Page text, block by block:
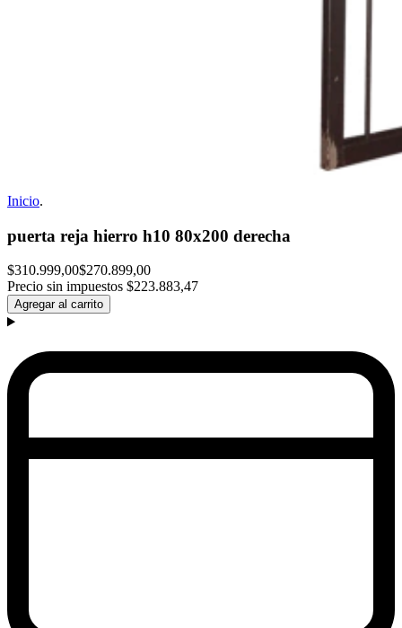
Inicio.
puerta reja hierro h10 80x200 derecha
$310.999,00$270.899,00
Precio sin impuestos $223.883,47
Agregar al carrito